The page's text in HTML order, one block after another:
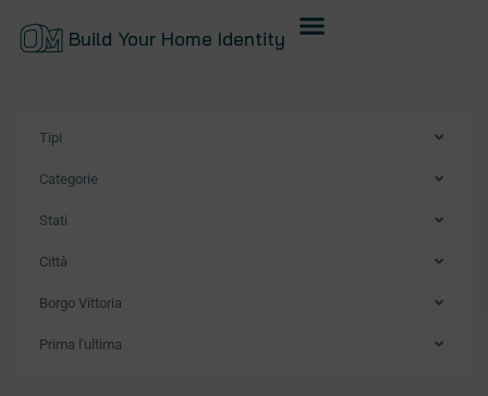
Build Your Home Identity
Tipi
Categorie
Stati
Città
Borgo Vittoria
Prima l'ultima